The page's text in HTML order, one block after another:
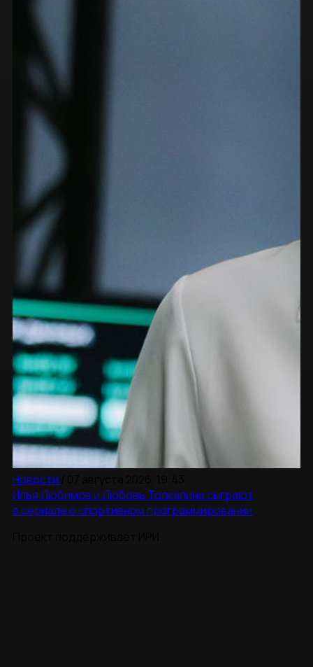
Новости
Илья Любимов и Любовь Толкалина сыграют
в сериале о спортивном программировании